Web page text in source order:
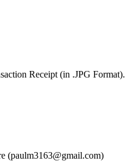
Receipt (in .JPG Format).
(paulm3163@gmail.com)